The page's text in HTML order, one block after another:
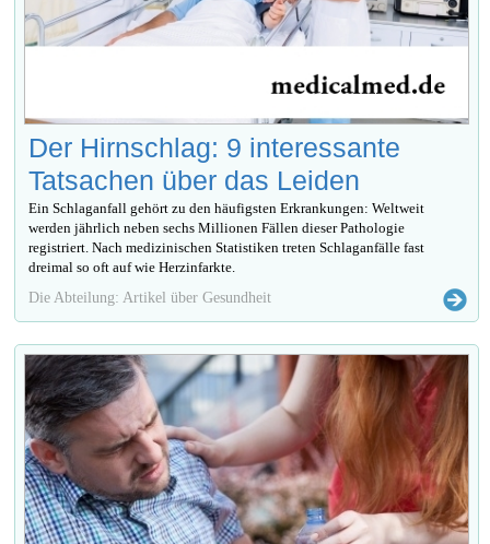
Der Hirnschlag: 9 interessante
Tatsachen über das Leiden
Ein Schlaganfall gehört zu den häufigsten Erkrankungen: Weltweit
werden jährlich neben sechs Millionen Fällen dieser Pathologie
registriert. Nach medizinischen Statistiken treten Schlaganfälle fast
dreimal so oft auf wie Herzinfarkte.
Die Abteilung: Artikel über Gesundheit